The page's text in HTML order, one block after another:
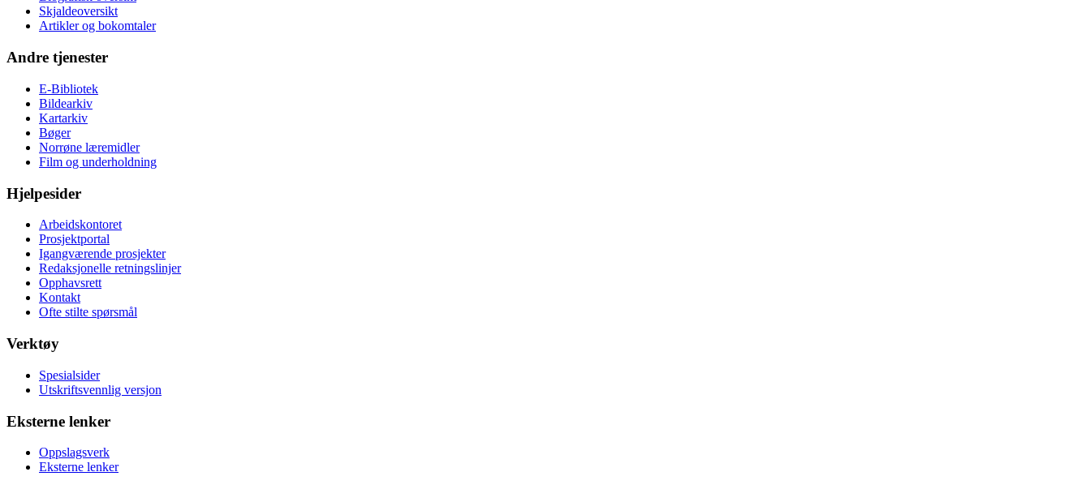
Skjaldeoversikt
Artikler og bokomtaler
Andre tjenester
E-Bibliotek
Bildearkiv
Kartarkiv
Bøger
Norrøne læremidler
Film og underholdning
Hjelpesider
Arbeidskontoret
Prosjektportal
Igangværende prosjekter
Redaksjonelle retningslinjer
Opphavsrett
Kontakt
Ofte stilte spørsmål
Verktøy
Spesialsider
Utskriftsvennlig versjon
Eksterne lenker
Oppslagsverk
Eksterne lenker